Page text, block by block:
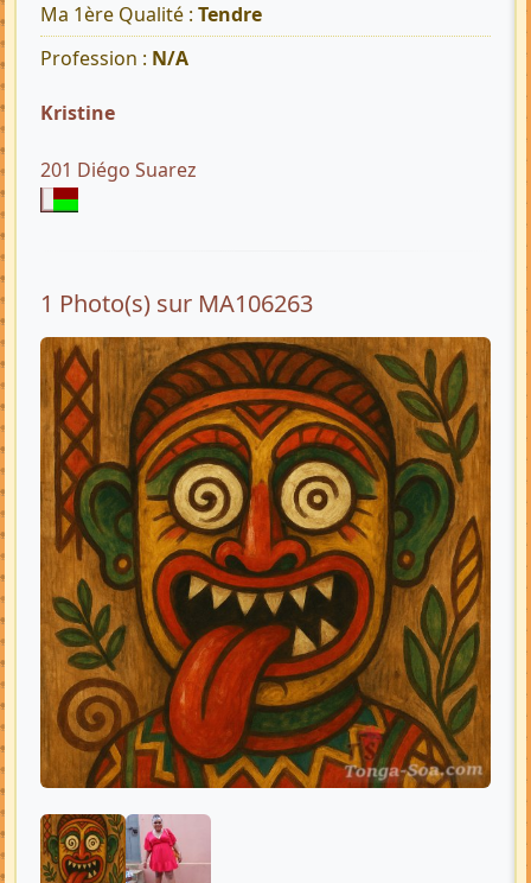
Ma 1ère Qualité : Tendre
Profession : N/A
Kristine
201 Diégo Suarez
1 Photo(s) sur MA106263